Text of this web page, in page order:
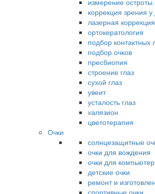
измерение остроты
коррекция зрения у
лазерная
ортокератология
подбор контактных
подбор очков
пресбиопия
строение глаз
сухой глаз
увеит
усталость глаз
халязион
цветотерапия
Очки
солнцезащитные
очки для вождения
очки для
детские очки
ремонт и